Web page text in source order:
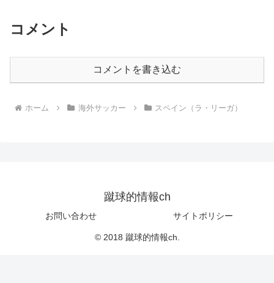
コメント
コメントを書き込む
ホーム 海外サッカー スペイン（ラ・リーガ）
蹴球的情報ch
お問い合わせ サイトポリシー
© 2018 蹴球的情報ch.